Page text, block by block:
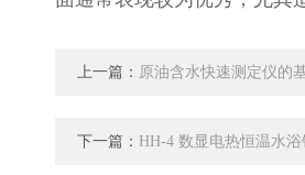
上一篇： 原油含水快速测定仪的
下一篇： HH-4 数显电热恒温水